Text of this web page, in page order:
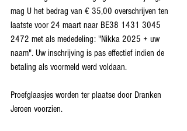
mag U het bedrag van € 35,00 overschrijven ten
laatste voor 24 maart naar BE38 1431 3045
2472 met als mededeling: "Nikka 2025 + uw
naam". Uw inschrijving is pas effectief indien de
betaling als voormeld werd voldaan.
Proefglaasjes worden ter plaatse door Dranken
Jeroen voorzien.